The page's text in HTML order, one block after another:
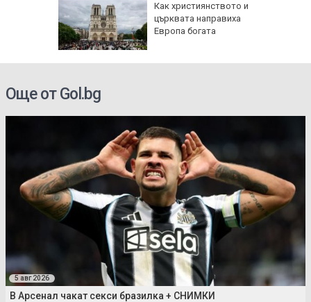
Как християнството и
църквата направиха
Европа богата
Още от Gol.bg
5 авг 2026
В Арсенал чакат секси бразилка + СНИМКИ